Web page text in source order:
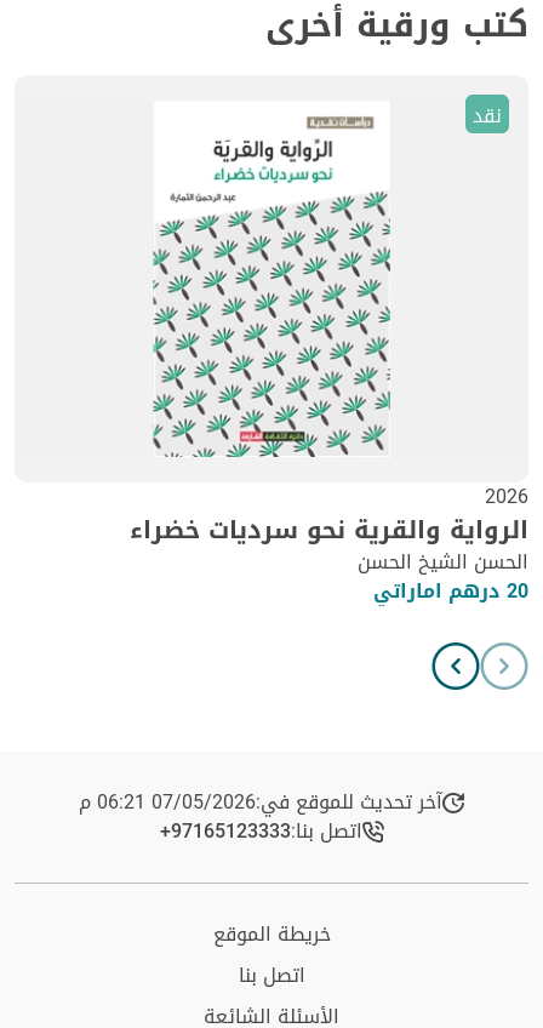
كتب ورقية أخرى
نقد
2026
الرواية والقرية نحو سرديات خضراء
الحسن الشيخ الحسن
20 درهم اماراتي
آخر تحديث للموقع في:07/05/2026 06:21 م
اتصل بنا:+97165123333​
خريطة الموقع
اتصل بنا
الأسئلة الشائعة